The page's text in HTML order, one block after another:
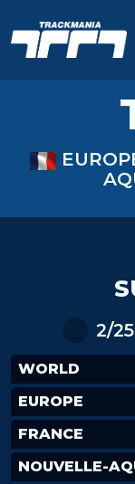
2/
WORLD
EUROPE
FRANCE
NOUVELLE-